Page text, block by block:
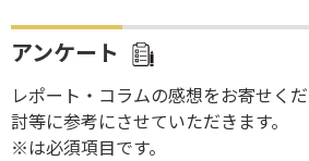
アンケート
レポート・コラムの感想をお寄せく
討等に参考にさせていただきます。
※は必須項目です。